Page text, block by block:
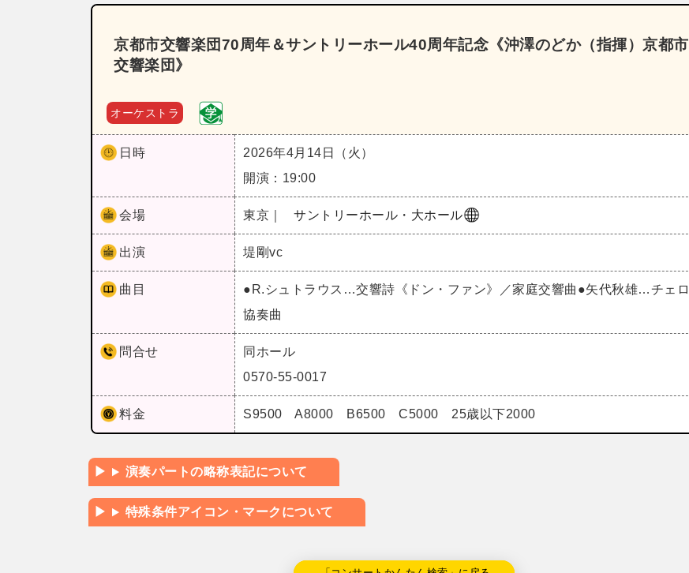
京都市交響楽団70周年＆サントリーホール40周年記念《沖澤のどか（指揮）京都市
交響楽団》
オーケストラ
日時
2026年4月14日（火）
開演：19:00
会場 東京｜ サントリーホール・大ホール
出演 堤剛vc
曲目
●R.シュトラウス…交響詩《ドン・ファン》／家庭交響曲●矢代秋雄…チェロ
協奏曲
問合せ
同ホール
0570-55-0017
料金 S9500 A8000 B6500 C5000 25歳以下2000
演奏パートの略称表記について
特殊条件アイコン・マークについて